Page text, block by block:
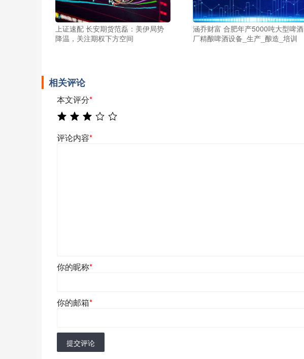
上证速配 长安期货范磊：美伊局势
降温，关注期权下方空间
涵乔财富 合肥年产5000吨大型啤酒
厂精酿啤酒设备_生产_酿造_培训
相关评论
本文评分*
评论内容*
你的昵称*
你的邮箱*
提交评论